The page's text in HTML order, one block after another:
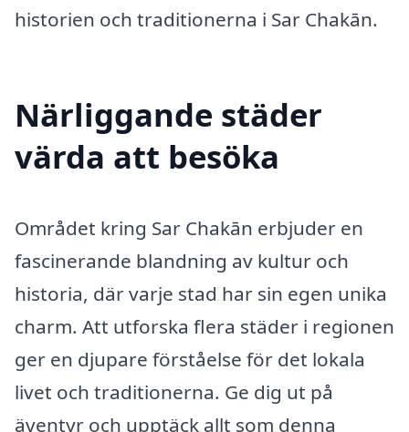
historien och traditionerna i Sar Chakān.
Närliggande städer
värda att besöka
Området kring Sar Chakān erbjuder en
fascinerande blandning av kultur och
historia, där varje stad har sin egen unika
charm. Att utforska flera städer i regionen
ger en djupare förståelse för det lokala
livet och traditionerna. Ge dig ut på
äventyr och upptäck allt som denna